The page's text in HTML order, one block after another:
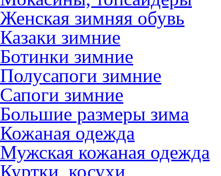
Женская зимняя обувь
Казаки зимние
Ботинки зимние
Полусапоги зимние
Сапоги зимние
Большие размеры зима
Кожаная одежда
Мужская кожаная одежда
Куртки, косухи